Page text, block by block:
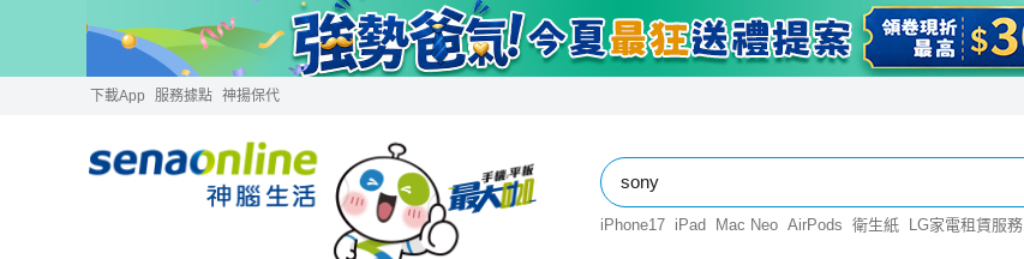
下載App 服務據點 神揚保代
iPhone17 iPad Mac Neo AirPods 衛生紙 LG家電租賃服務